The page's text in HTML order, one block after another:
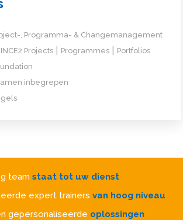
, Programma- & Changemanagement
Projects ⎮ Programmes ⎮ Portfolios
inbegrepen
team staat tot uw dienst
expert trainers van hoog niveau
gepersonaliseerde oplossingen